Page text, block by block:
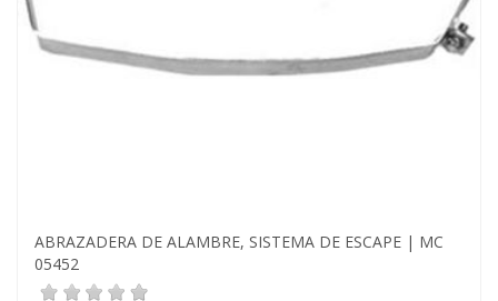
ABRAZADERA DE ALAMBRE, SISTEMA DE ESCAPE | MC
05452